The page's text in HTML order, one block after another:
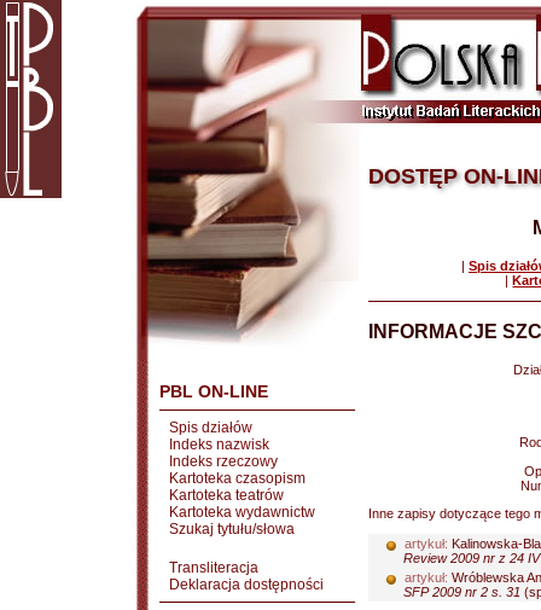
PBL ON-LINE
Spis działów
Indeks nazwisk
Indeks rzeczowy
Kartoteka czasopism
Kartoteka teatrów
Kartoteka wydawnictw
Szukaj tytułu/słowa
Transliteracja
Deklaracja dostępności
DOSTĘP ON-
| Spis
|
INFORMACJE
Inne zapisy dotyczące tego
artykuł: Kalinowska-
Review 2009 nr z 24
artykuł: Wróblewska
SFP 2009 nr 2 s. 31